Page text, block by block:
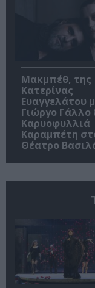
Μακμπέθ, της
Κατερίνας
Ευαγγελάτου
Γιώργο Γάλλο
Καρυοφυλλιά
Καραμπέτη
Θέατρο